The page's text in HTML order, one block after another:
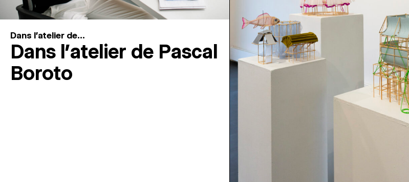
Dans l'atelier de...
Dans l’atelier de Pascal
Boroto